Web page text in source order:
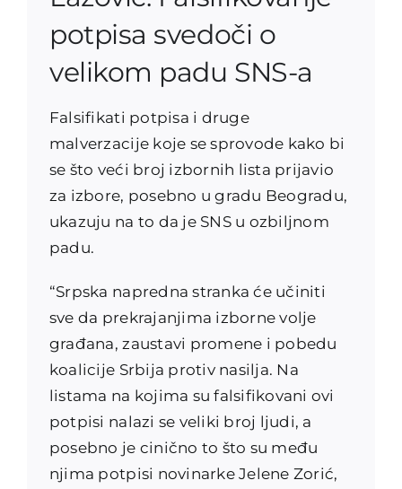
potpisa svedoči o
velikom padu SNS-a
Falsifikati potpisa i druge
malverzacije koje se sprovode kako bi
se što veći broj izbornih lista prijavio
za izbore, posebno u gradu Beogradu,
ukazuju na to da je SNS u ozbiljnom
padu.
“Srpska napredna stranka će učiniti
sve da prekrajanjima izborne volje
građana, zaustavi promene i pobedu
koalicije Srbija protiv nasilja. Na
listama na kojima su falsifikovani ovi
potpisi nalazi se veliki broj ljudi, a
posebno je cinično to što su među
njima potpisi novinarke Jelene Zorić,